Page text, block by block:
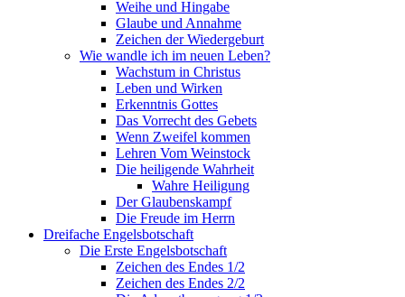
Weihe und Hingabe
Glaube und Annahme
Zeichen der Wiedergeburt
Wie wandle ich im neuen Leben?
Wachstum in Christus
Leben und Wirken
Erkenntnis Gottes
Das Vorrecht des Gebets
Wenn Zweifel kommen
Lehren Vom Weinstock
Die heiligende Wahrheit
Wahre Heiligung
Der Glaubenskampf
Die Freude im Herrn
Dreifache Engelsbotschaft
Die Erste Engelsbotschaft
Zeichen des Endes 1/2
Zeichen des Endes 2/2